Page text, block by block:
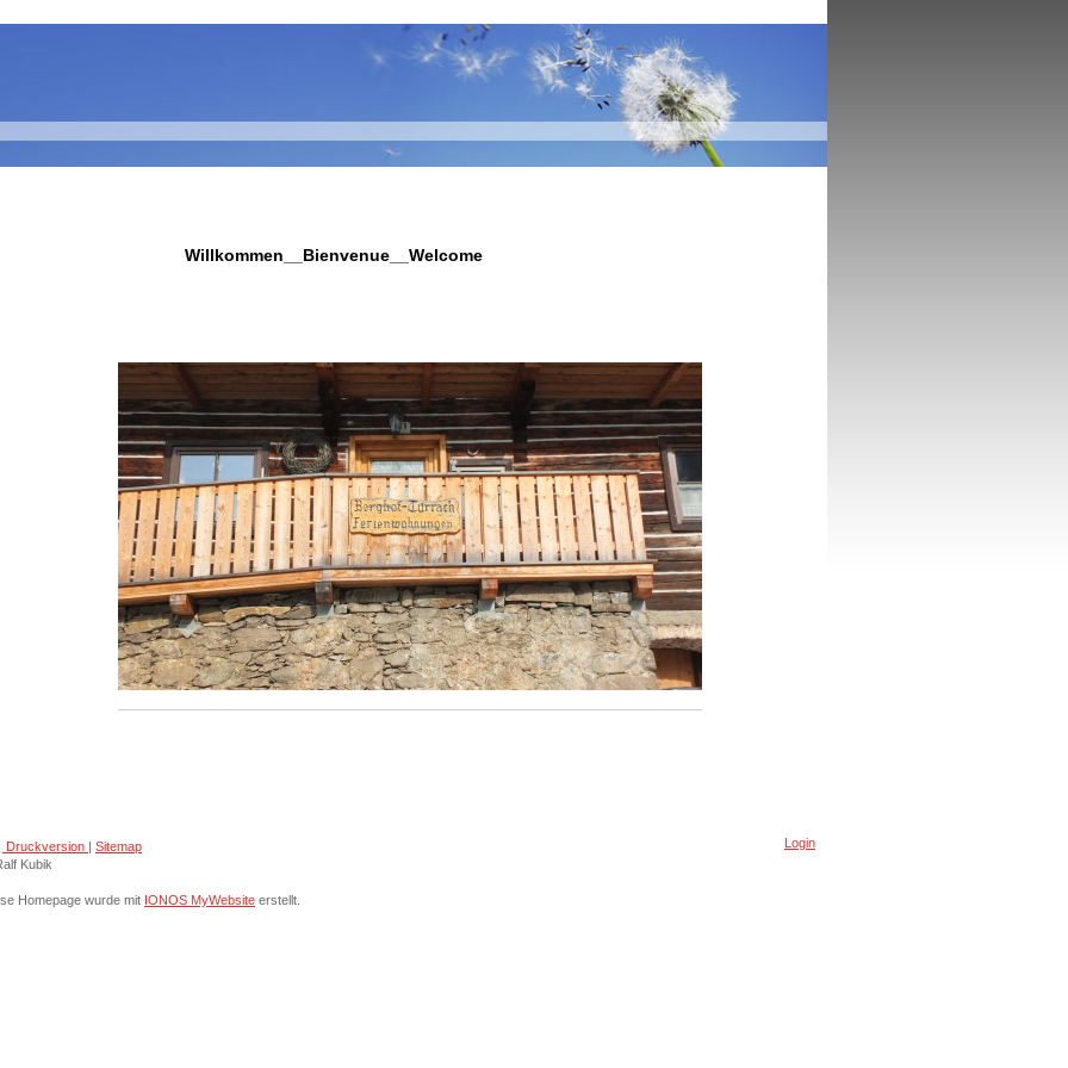
Willkommen__Bienvenue__Welcome
Druckversion | Sitemap
Kubik
Homepage wurde mit IONOS MyWebsite erstellt.
Login